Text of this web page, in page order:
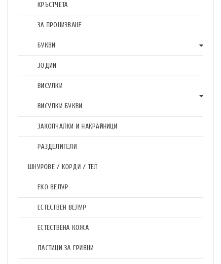
КРЪСТЧЕТА
ЗА ПРОНИЗВАНЕ
БУКВИ
ЗОДИИ
ВИСУЛКИ
ВИСУЛКИ БУКВИ
ЗАКОПЧАЛКИ И НАКРАЙНИЦИ
РАЗДЕЛИТЕЛИ
ШНУРОВЕ / КОРДИ / ТЕЛ
ЕКО ВЕЛУР
ЕСТЕСТВЕН ВЕЛУР
ЕСТЕСТВЕНА КОЖА
ЛАСТИЦИ ЗА ГРИВНИ